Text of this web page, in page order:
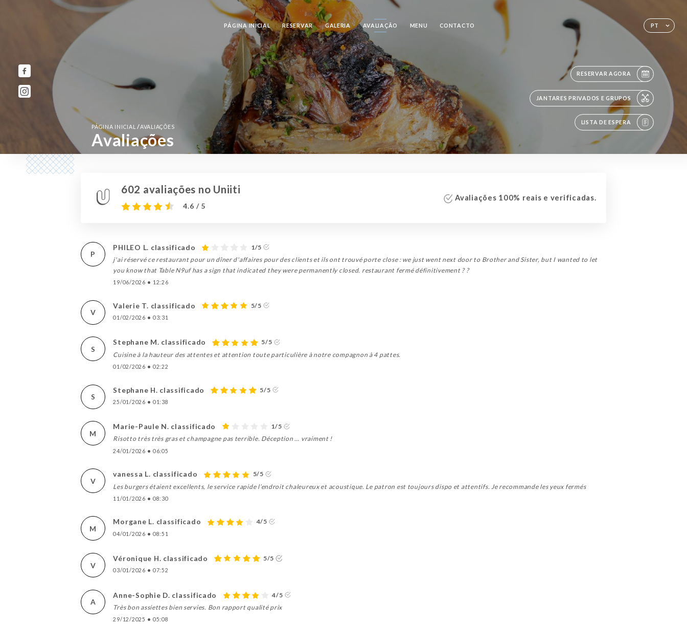
PT
PÁGINA INICIAL RESERVAR GALERIA AVALIAÇÃO MENU CONTACTO
RESERVAR AGORA
JANTARES PRIVADOS E GRUPOS
LISTA DE ESPERA
PÁGINA INICIAL/AVALIAÇÕES
Avaliações
602 avaliações no Uniiti
4.6 / 5
Avaliações 100% reais e verificadas.
P
PHILEO L. classificado
1/5
j'ai réservé ce restaurant pour un dîner d'affaires pour des clients et ils ont trouvé porte close : we just went next door to Brother and Sister, but I wanted to let
you know that Table N9uf has a sign that indicated they were permanently closed. restaurant fermé définitivement ? ?
19/06/2026 • 12:26
V
Valerie T. classificado 5/5
01/02/2026 • 03:31
S
Stephane M. classificado
5/5
Cuisine à la hauteur des attentes et attention toute particulière à notre compagnon à 4 pattes.
01/02/2026 • 02:22
S
Stephane H. classificado 5/5
25/01/2026 • 01:38
M
Marie-Paule N. classificado
1/5
Risotto très très gras et champagne pas terrible. Déception … vraiment !
24/01/2026 • 06:05
V
vanessa L. classificado
5/5
Les burgers étaient excellents, le service rapide l’endroit chaleureux et acoustique. Le patron est toujours dispo et attentifs. Je recommande les yeux fermés
11/01/2026 • 08:30
M
Morgane L. classificado 4/5
04/01/2026 • 08:51
V
Véronique H. classificado 5/5
03/01/2026 • 07:52
A
Anne-Sophie D. classificado
4/5
Très bon assiettes bien servies. Bon rapport qualité prix
29/12/2025 • 05:08